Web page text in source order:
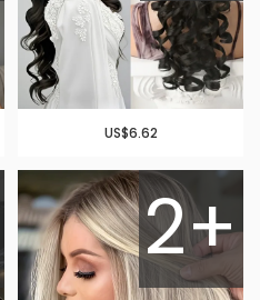
US$6.62
2+